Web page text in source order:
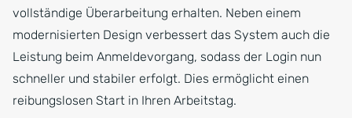
vollständige Überarbeitung erhalten. Neben einem
modernisierten Design verbessert das System auch die
Leistung beim Anmeldevorgang, sodass der Login nun
schneller und stabiler erfolgt. Dies ermöglicht einen
reibungslosen Start in Ihren Arbeitstag.